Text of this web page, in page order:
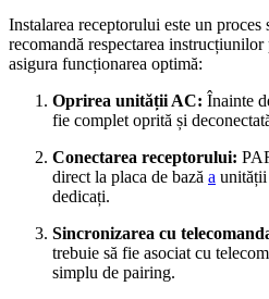
Instalarea receptorului este un
recomandă respectarea
asigura funcționarea optimă:
Oprirea unității AC: Înainte
fie complet oprită și
Conectarea receptorului:
direct la placa de bază a
dedicați.
Sincronizarea cu
trebuie să fie asociat cu
simplu de pairing.